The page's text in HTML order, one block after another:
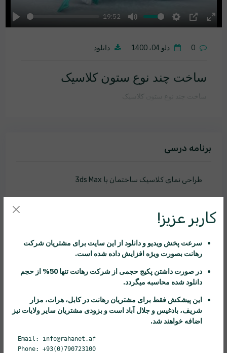
Play
19:52
Mute Settings
PIP
0 دلو 04، 1400 دانلود
ساخت چند نوع ستون کلاسیک
ساخت چند نوع ستون کلاسیک
برنامه درسی
طراحی نمای کلاسیک ساختمان با 3ds Max
آماده سازی تصویربرای مدل سازی
تکمیل قسمت های باقی مانده پوسته و اضافه
کردن تعدادی از جزئیات نما
دقیقه
ساخت چند نوع ستون کلاسیک 20 دقیقه
ساخت جزئیات سر ستون ها
22 دقیقه
کاربر عزیز!
سرعت پخش ویدیو و دانلود از این سایت برای مشتریان شرکت
رهانت بصورت ویژه افزایش داده شده است.
در صورت داشتن پکیج حجمی از شرکت رهانت
تنها 50% از حجم
دانلود شده محاسبه میگردد.
این پیشکش فقط برای مشتریان رهانت در کابل، هرات، مزار
شریف، بادغیس و جلال آباد است و بزودی مشتریان سایر ولایات نیز
اضافه خواهند شد.
Email: info@rahanet.af
Phone: +93(0)790723100